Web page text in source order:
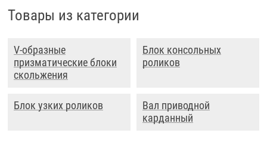
Товары из категории
V-образные
призматические блоки
скольжения
Блок консольных
роликов
Блок узких роликов
Вал приводной
карданный